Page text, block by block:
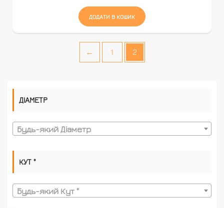
ДОДАТИ В КОШИК
← 1 2
ДІАМЕТР
Будь-який Діаметр
КУТ °
Будь-який Кут °